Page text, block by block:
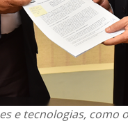
e tecnologias, como